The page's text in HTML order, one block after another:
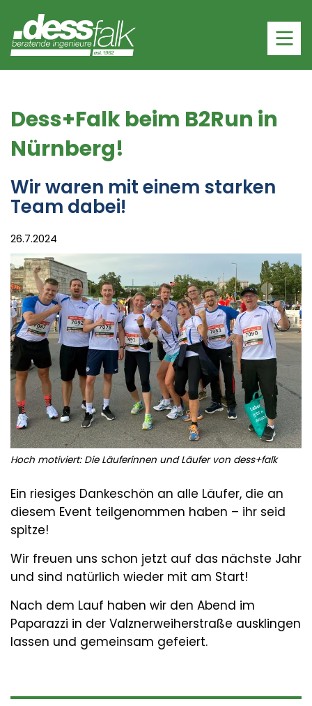
Dess+Falk beim B2Run in
Nürnberg!
Wir waren mit einem starken
Team dabei!
26.7.2024
Hoch motiviert: Die Läuferinnen und Läufer von dess+falk
Ein riesiges Dankeschön an alle Läufer, die an
diesem Event teilgenommen haben – ihr seid
spitze!
Wir freuen uns schon jetzt auf das nächste Jahr
und sind natürlich wieder mit am Start!
Nach dem Lauf haben wir den Abend im
Paparazzi in der Valznerweiherstraße ausklingen
lassen und gemeinsam gefeiert.